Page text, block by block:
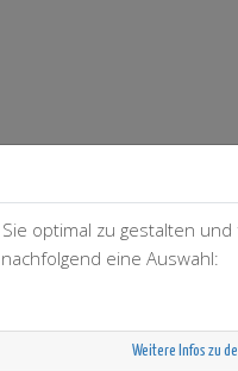
optimal zu gestalten
eine Auswahl:
Weitere Infos zu